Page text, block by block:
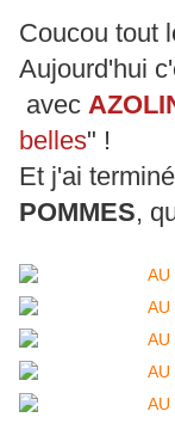
Coucou tout
Aujourd'hui
avec
belles" !
Et j'ai
POMMES,